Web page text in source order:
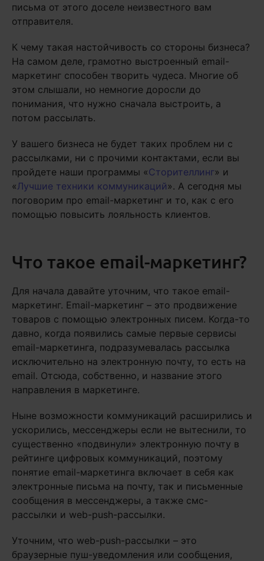
письма от этого доселе неизвестного вам
отправителя.
К чему такая настойчивость со стороны бизнеса?
На самом деле, грамотно выстроенный email-
маркетинг способен творить чудеса. Многие об
этом слышали, но немногие доросли до
понимания, что нужно сначала выстроить, а
потом рассылать.
У вашего бизнеса не будет таких проблем ни с
рассылками, ни с прочими контактами, если вы
пройдете наши программы «Сторителлинг» и
«Лучшие техники коммуникаций». А сегодня мы
поговорим про email-маркетинг и то, как с его
помощью повысить лояльность клиентов.
Что такое email-маркетинг?
Для начала давайте уточним, что такое email-
маркетинг. Email-маркетинг – это продвижение
товаров с помощью электронных писем. Когда-то
давно, когда появились самые первые сервисы
email-маркетинга, подразумевалась рассылка
исключительно на электронную почту, то есть на
email. Отсюда, собственно, и название этого
направления в маркетинге.
Ныне возможности коммуникаций расширились и
ускорились, мессенджеры если не вытеснили, то
существенно «подвинули» электронную почту в
рейтинге цифровых коммуникаций, поэтому
понятие email-маркетинга включает в себя как
электронные письма на почту, так и письменные
сообщения в мессенджеры, а также смс-
рассылки и web-push-рассылки.
Уточним, что web-push-рассылки – это
браузерные пуш-уведомления или сообщения,